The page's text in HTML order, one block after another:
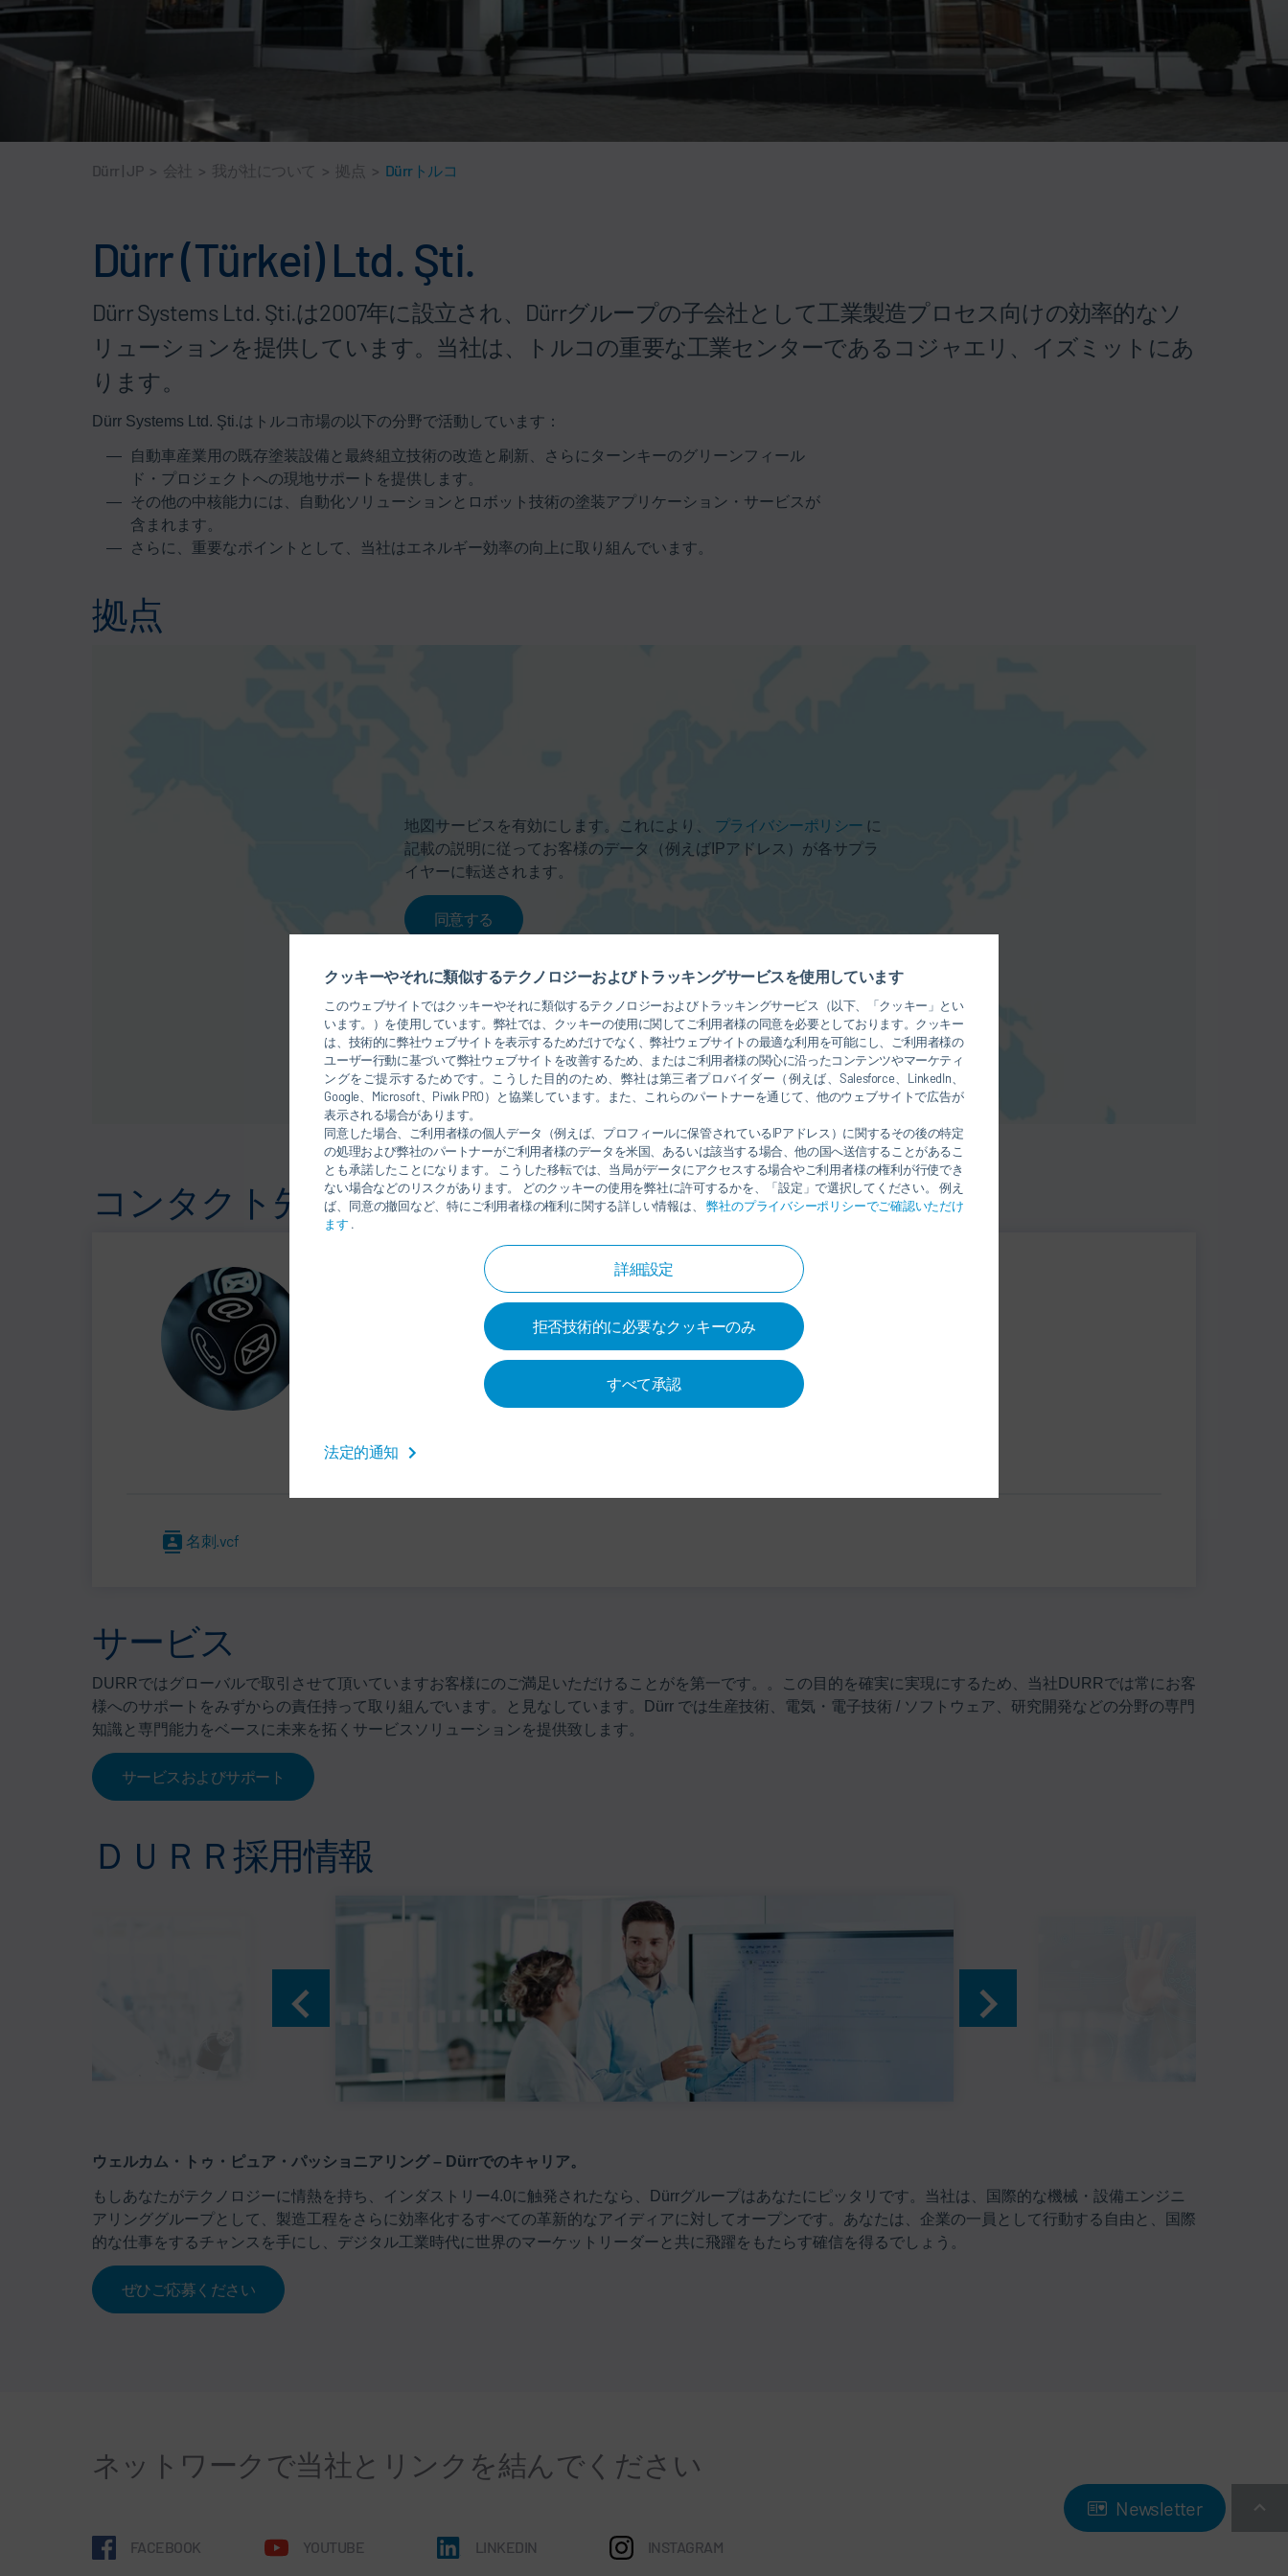
クッキーやそれに類似するテクノロジーおよびトラッキングサービスを使用しています
このウェブサイトではクッキーやそれに類似するテクノロジーおよびトラッキングサービス（以下、「クッキー」とい
います。）を使用しています。弊社では、クッキーの使用に関してご利用者様の同意を必要としております。クッキー
は、技術的に弊社ウェブサイトを表示するためだけでなく、弊社ウェブサイトの最適な利用を可能にし、ご利用者様の
ユーザー行動に基づいて弊社ウェブサイトを改善するため、またはご利用者様の関心に沿ったコンテンツやマーケティ
ングをご提示するためです。こうした目的のため、弊社は第三者プロバイダー（例えば、Salesforce、LinkedIn、
Google、Microsoft、Piwik PRO）と協業しています。また、これらのパートナーを通じて、他のウェブサイトで広告が
表示される場合があります。
同意した場合、ご利用者様の個人データ（例えば、プロフィールに保管されているIPアドレス）に関するその後の特定
の処理および弊社のパートナーがご利用者様のデータを米国、あるいは該当する場合、他の国へ送信することがあるこ
とも承諾したことになります。 こうした移転では、当局がデータにアクセスする場合やご利用者様の権利が行使でき
ない場合などのリスクがあります。 どのクッキーの使用を弊社に許可するかを、「設定」で選択してください。 例え
ば、同意の撤回など、特にご利用者様の権利に関する詳しい情報は、弊社のプライバシーポリシーでご確認いただけ
ます .
詳細設定
拒否技術的に必要なクッキーのみ
すべて承認
法定的通知
Dürr | JP > 会社 > 我が社について > 拠点 > Dürrトルコ
Dürr (Türkei) Ltd. Şti.
Dürr Systems Ltd. Şti.は2007年に設立され、Dürrグループの子会社として工業製造プロセス向けの効率的なソ
リューションを提供しています。当社は、トルコの重要な工業センターであるコジャエリ、イズミットにあ
ります。
Dürr Systems Ltd. Şti.はトルコ市場の以下の分野で活動しています：
自動車産業用の既存塗装設備と最終組立技術の改造と刷新、さらにターンキーのグリーンフィール
ド・プロジェクトへの現地サポートを提供します。
その他の中核能力には、自動化ソリューションとロボット技術の塗装アプリケーション・サービスが
含まれます。
さらに、重要なポイントとして、当社はエネルギー効率の向上に取り組んでいます。
拠点
地図サービスを有効にします。これにより、 プライバシーポリシー に
記載の説明に従ってお客様のデータ（例えばIPアドレス）が各サプラ
イヤーに転送されます。
同意する
コンタクト先
Jörg Hausmann
MANAGING DIRECTOR
Dürr Systems AG
Carl-Benz-Str. 34
名刺.vcf
サービス
DURRではグローバルで取引させて頂いていますお客様にのご満足いただけることがを第一です。。この目的を確実に実現にするため、当社DURRでは常にお客
様へのサポートをみずからの責任持って取り組んでいます。と見なしています。Dürr では生産技術、電気・電子技術 / ソフトウェア、研究開発などの分野の専門
知識と専門能力をベースに未来を拓くサービスソリューションを提供致します。
サービスおよびサポート
ＤＵＲＲ採用情報
ウェルカム・トゥ・ピュア・パッショニアリング – Dürrでのキャリア。
もしあなたがテクノロジーに情熱を持ち、インダストリー4.0に触発されたなら、Dürrグループはあなたにピッタリです。当社は、国際的な機械・設備エンジニ
アリンググループとして、製造工程をさらに効率化するすべての革新的なアイディアに対してオープンです。あなたは、企業の一員として行動する自由と、国際
的な仕事をするチャンスを手にし、デジタル工業時代に世界のマーケットリーダーと共に飛躍をもたらす確信を得るでしょう。
ぜひご応募ください
Newsletter
ネットワークで当社とリンクを結んでください
FACEBOOK YOUTUBE LINKEDIN INSTAGRAM